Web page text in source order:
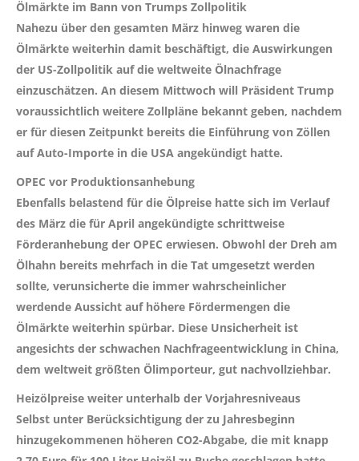
Ölmärkte im Bann von Trumps Zollpolitik
Nahezu über den gesamten März hinweg waren die
Ölmärkte weiterhin damit beschäftigt, die Auswirkungen
der US-Zollpolitik auf die weltweite Ölnachfrage
einzuschätzen. An diesem Mittwoch will Präsident Trump
voraussichtlich weitere Zollpläne bekannt geben, nachdem
er für diesen Zeitpunkt bereits die Einführung von Zöllen
auf Auto-Importe in die USA angekündigt hatte.
OPEC vor Produktionsanhebung
Ebenfalls belastend für die Ölpreise hatte sich im Verlauf
des März die für April angekündigte schrittweise
Förderanhebung der OPEC erwiesen. Obwohl der Dreh am
Ölhahn bereits mehrfach in die Tat umgesetzt werden
sollte, verunsicherte die immer wahrscheinlicher
werdende Aussicht auf höhere Fördermengen die
Ölmärkte weiterhin spürbar. Diese Unsicherheit ist
angesichts der schwachen Nachfrageentwicklung in China,
dem weltweit größten Ölimporteur, gut nachvollziehbar.
Heizölpreise weiter unterhalb der Vorjahresniveaus
Selbst unter Berücksichtigung der zu Jahresbeginn
hinzugekommenen höheren CO2-Abgabe, die mit knapp